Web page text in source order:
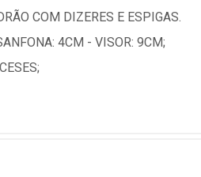
COM DIZERES E ESPIGAS.
4CM - VISOR: 9CM;